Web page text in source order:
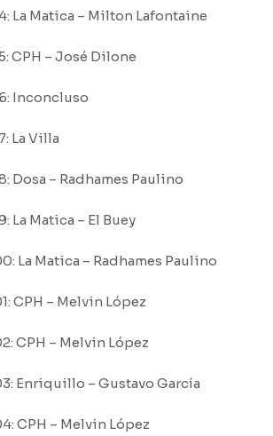
La Matica – Milton Lafontaine
CPH – José Dilone
Inconcluso
La Villa
Dosa – Radhames Paulino
La Matica – El Buey
La Matica – Radhames Paulino
CPH – Melvin López
CPH – Melvin López
Enriquillo – Gustavo García
CPH – Melvin López